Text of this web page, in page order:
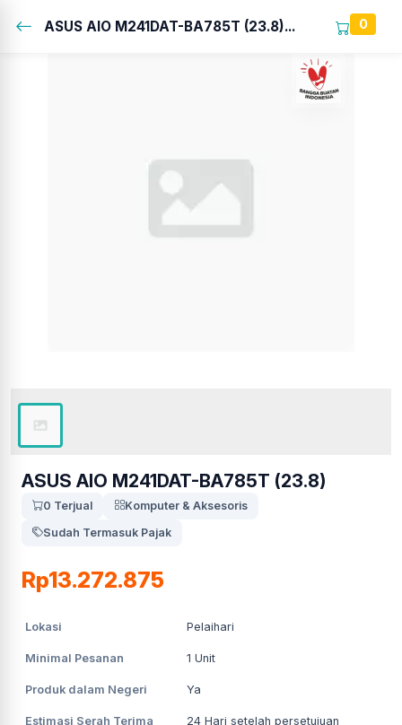
ASUS AIO M241DAT-BA785T (23.8)... 0
ASUS AIO M241DAT-BA785T (23.8)
0 Terjual
Komputer & Aksesoris
Sudah Termasuk Pajak
Rp13.272.875
Lokasi Pelaihari
Minimal Pesanan 1 Unit
Produk dalam Negeri Ya
Estimasi Serah Terima 24 Hari setelah persetujuan